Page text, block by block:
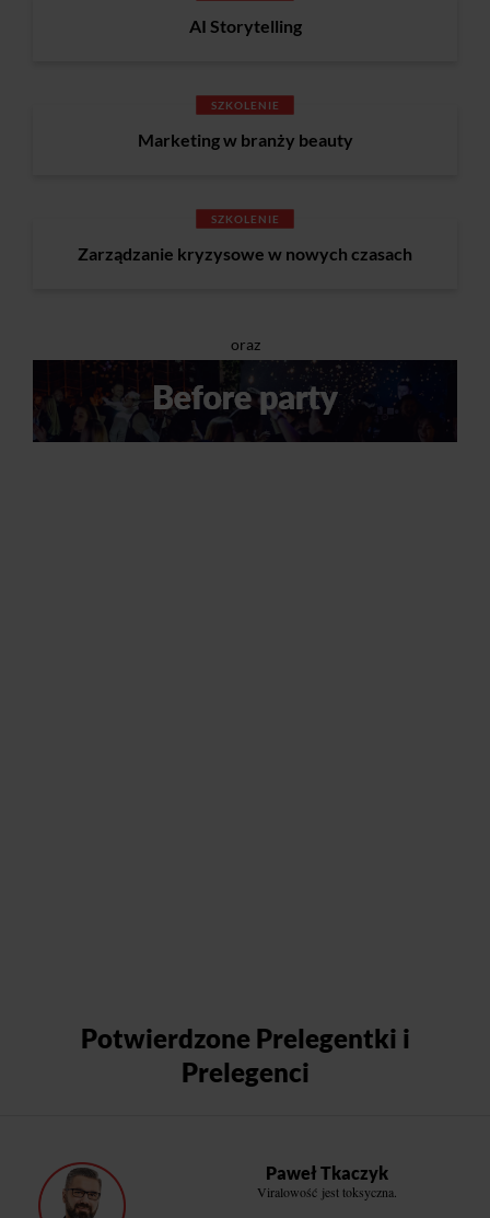
AI Storytelling
SZKOLENIE
Marketing w branży beauty
SZKOLENIE
Zarządzanie kryzysowe w nowych czasach
oraz
Potwierdzone Prelegentki i
Prelegenci
Paweł Tkaczyk
Viralowość jest toksyczna.